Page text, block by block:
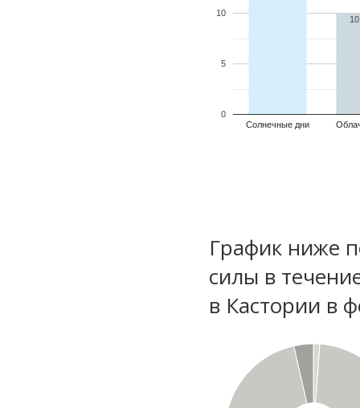
Солнечные дни
0
5
10
График ниже
силы в
в Кастории в